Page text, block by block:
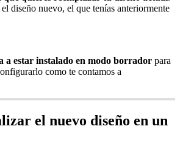
diseño nuevo, el que tenías anteriormente
a estar instalado en modo borrador para
como te contamos a
el nuevo diseño en un